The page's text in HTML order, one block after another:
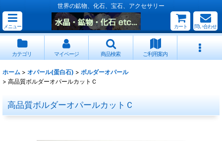
世界の鉱物、化石、宝石、アクセサリー
メニュー カート 問い合わせ
カテゴリ マイページ 商品検索 ご利用案内
ホーム > オパール(蛋白石) > ボルダーオパール
> 高品質ボルダーオパールカットＣ
高品質ボルダーオパールカットＣ